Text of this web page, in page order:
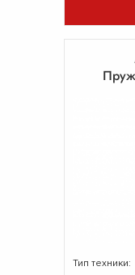
Тип техники: